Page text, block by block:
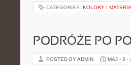
CATEGORIES: KOLORY I
PODRÓŻE PO
POSTED BY ADMIN MAJ - 3 -